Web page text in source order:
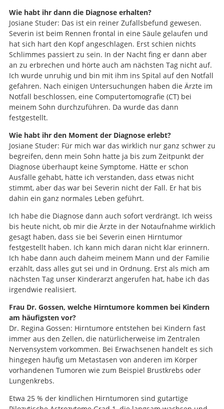
Wie habt ihr dann die Diagnose erhalten?
Josiane Studer: Das ist ein reiner Zufallsbefund gewesen.
Severin ist beim Rennen frontal in eine Säule gelaufen und
hat sich hart den Kopf angeschlagen. Erst schien nichts
Schlimmes passiert zu sein. In der Nacht fing er dann aber
an zu erbrechen und hörte auch am nächsten Tag nicht auf.
Ich wurde unruhig und bin mit ihm ins Spital auf den Notfall
gefahren. Nach einigen Untersuchungen haben die Ärzte im
Notfall beschlossen, eine Computertomografie (CT) bei
meinem Sohn durchzuführen. Da wurde das dann
festgestellt.
Wie habt ihr den Moment der Diagnose erlebt?
Josiane Studer: Für mich war das wirklich nur ganz schwer zu
begreifen, denn mein Sohn hatte ja bis zum Zeitpunkt der
Diagnose überhaupt keine Symptome. Hätte er schon
Ausfälle gehabt, hätte ich verstanden, dass etwas nicht
stimmt, aber das war bei Severin nicht der Fall. Er hat bis
dahin ein ganz normales Leben geführt.
Ich habe die Diagnose dann auch sofort verdrängt. Ich weiss
bis heute nicht, ob mir die Ärzte in der Notaufnahme wirklich
gesagt haben, dass sie bei Severin einen Hirntumor
festgestellt haben. Ich kann mich daran nicht klar erinnern.
Ich habe dann auch daheim meinem Mann und der Familie
erzählt, dass alles gut sei und in Ordnung. Erst als mich am
nächsten Tag unser Kinderarzt angerufen hat, habe ich das
irgendwie realisiert.
Frau Dr. Gossen, welche Hirntumore kommen bei Kindern
am häufigsten vor?
Dr. Regina Gossen: Hirntumore entstehen bei Kindern fast
immer aus den Zellen, die natürlicherweise im Zentralen
Nervensystem vorkommen. Bei Erwachsenen handelt es sich
hingegen häufig um Metastasen von anderen im Körper
vorhandenen Tumoren wie zum Beispiel Brustkrebs oder
Lungenkrebs.
Etwa 25 % der kindlichen Hirntumoren sind gutartige